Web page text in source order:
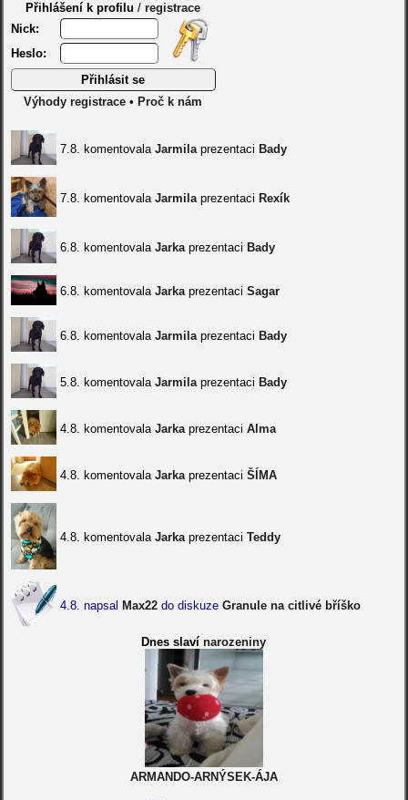
Přihlášení k profilu /registrace
Nick:
Heslo:
Výhody registrace • Proč k nám
7.8. komentovala Jarmilaprezentaci Bady
7.8. komentovala Jarmilaprezentaci Rexík
6.8. komentovala Jarkaprezentaci Bady
6.8. komentovala Jarkaprezentaci Sagar
6.8. komentovala Jarmilaprezentaci Bady
5.8. komentovala Jarmilaprezentaci Bady
4.8. komentovala Jarkaprezentaci Alma
4.8. komentovala Jarkaprezentaci ŠÍMA
4.8. komentovala Jarkaprezentaci Teddy
4.8. napsal Max22do diskuze Granule na citlivé bříško
Dnes slavínarozeniny
ARMANDO-ARNÝSEK-ÁJA